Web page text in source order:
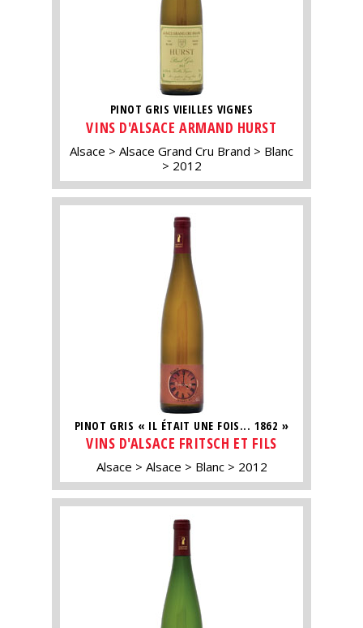
PINOT GRIS VIEILLES VIGNES
VINS D'ALSACE ARMAND HURST
Alsace Alsace Grand Cru Brand
Blanc
2012
PINOT GRIS « IL ÉTAIT UNE FOIS... 1862 »
VINS D'ALSACE FRITSCH ET FILS
Alsace Alsace Blanc 2012